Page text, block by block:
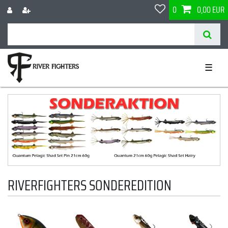
0 0,00 EUR
☰
RIVERFIGHTERS SONDEREDITION